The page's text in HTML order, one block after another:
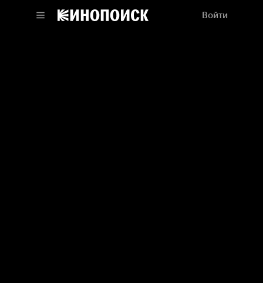
Войти